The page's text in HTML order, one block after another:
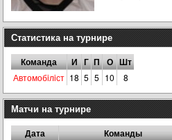
Статистика на турнире
Команда И Г П О Шт
Автомобiлiст 18 5 5 10 8
Матчи на турнире
Дата Команды